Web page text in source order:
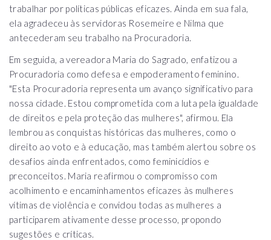
trabalhar por políticas públicas eficazes. Ainda em sua fala,
ela agradeceu às servidoras Rosemeire e Nilma que
antecederam seu trabalho na Procuradoria.
Em seguida, a vereadora Maria do Sagrado, enfatizou a
Procuradoria como defesa e empoderamento feminino.
"Esta Procuradoria representa um avanço significativo para
nossa cidade. Estou comprometida com a luta pela igualdade
de direitos e pela proteção das mulheres", afirmou. Ela
lembrou as conquistas históricas das mulheres, como o
direito ao voto e à educação, mas também alertou sobre os
desafios ainda enfrentados, como feminicídios e
preconceitos. Maria reafirmou o compromisso com
acolhimento e encaminhamentos eficazes às mulheres
vítimas de violência e convidou todas as mulheres a
participarem ativamente desse processo, propondo
sugestões e críticas.